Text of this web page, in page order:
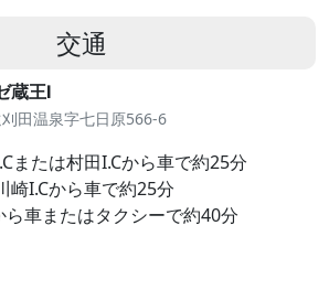
交通
蔵王Ⅰ
田温泉字七日原566-6
または村田I.Cから車で約25分
崎I.Cから車で約25分
車またはタクシーで約40分